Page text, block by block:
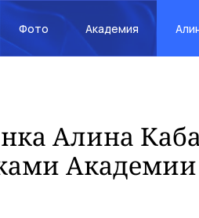
Фото Академия
Алина
Академии